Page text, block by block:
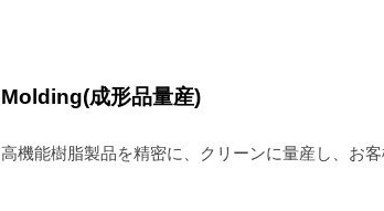
Molding(成形品量産)
高機能樹脂製品を精密に、クリーンに量産し、お客